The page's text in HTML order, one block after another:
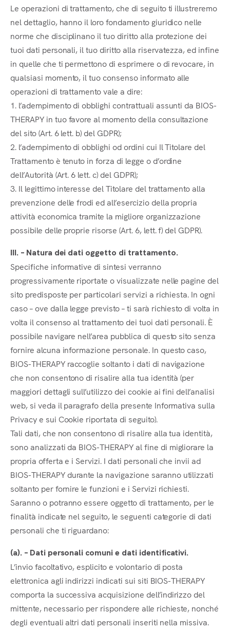
Le operazioni di trattamento, che di seguito ti illustreremo
nel dettaglio, hanno il loro fondamento giuridico nelle
norme che disciplinano il tuo diritto alla protezione dei
tuoi dati personali, il tuo diritto alla riservatezza, ed infine
in quelle che ti permettono di esprimere o di revocare, in
qualsiasi momento, il tuo consenso informato alle
operazioni di trattamento vale a dire:
1. l’adempimento di obblighi contrattuali assunti da BIOS-
THERAPY in tuo favore al momento della consultazione
del sito (Art. 6 lett. b) del GDPR);
2. l’adempimento di obblighi od ordini cui Il Titolare del
Trattamento è tenuto in forza di legge o d’ordine
dell’Autorità (Art. 6 lett. c) del GDPR);
3. Il legittimo interesse del Titolare del trattamento alla
prevenzione delle frodi ed all’esercizio della propria
attività economica tramite la migliore organizzazione
possibile delle proprie risorse (Art. 6, lett. f) del GDPR).
III. – Natura dei dati oggetto di trattamento.
Specifiche informative di sintesi verranno
progressivamente riportate o visualizzate nelle pagine del
sito predisposte per particolari servizi a richiesta. In ogni
caso – ove dalla legge previsto – ti sarà richiesto di volta in
volta il consenso al trattamento dei tuoi dati personali. È
possibile navigare nell’area pubblica di questo sito senza
fornire alcuna informazione personale. In questo caso,
BIOS-THERAPY raccoglie soltanto i dati di navigazione
che non consentono di risalire alla tua identità (per
maggiori dettagli sull’utilizzo dei cookie ai fini dell’analisi
web, si veda il paragrafo della presente Informativa sulla
Privacy e sui Cookie riportata di seguito).
Tali dati, che non consentono di risalire alla tua identità,
sono analizzati da BIOS-THERAPY al fine di migliorare la
propria offerta e i Servizi. I dati personali che invii ad
BIOS-THERAPY durante la navigazione saranno utilizzati
soltanto per fornire le funzioni e i Servizi richiesti.
Saranno o potranno essere oggetto di trattamento, per le
finalità indicate nel seguito, le seguenti categorie di dati
personali che ti riguardano:
(a). – Dati personali comuni e dati identificativi.
L’invio facoltativo, esplicito e volontario di posta
elettronica agli indirizzi indicati sui siti BIOS-THERAPY
comporta la successiva acquisizione dell’indirizzo del
mittente, necessario per rispondere alle richieste, nonché
degli eventuali altri dati personali inseriti nella missiva.